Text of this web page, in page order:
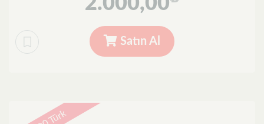
Satın Al